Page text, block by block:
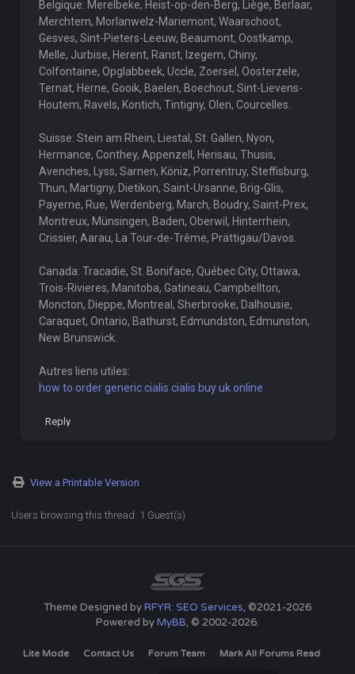
Belgique: Merelbeke, Heist-op-den-Berg, Liège, Berlaar,
Merchtem, Morlanwelz-Mariemont, Waarschoot,
Gesves, Sint-Pieters-Leeuw, Beaumont, Oostkamp,
Melle, Jurbise, Herent, Ranst, Izegem, Chiny,
Colfontaine, Opglabbeek, Uccle, Zoersel, Oosterzele,
Ternat, Herne, Gooik, Baelen, Boechout, Sint-Lievens-
Houtem, Ravels, Kontich, Tintigny, Olen, Courcelles.
Suisse: Stein am Rhein, Liestal, St. Gallen, Nyon,
Hermance, Conthey, Appenzell, Herisau, Thusis,
Avenches, Lyss, Sarnen, Köniz, Porrentruy, Steffisburg,
Thun, Martigny, Dietikon, Saint-Ursanne, Brig-Glis,
Payerne, Rue, Werdenberg, March, Boudry, Saint-Prex,
Montreux, Münsingen, Baden, Oberwil, Hinterrhein,
Crissier, Aarau, La Tour-de-Trême, Prättigau/Davos.
Canada: Tracadie, St. Boniface, Québec City, Ottawa,
Trois-Rivieres, Manitoba, Gatineau, Campbellton,
Moncton, Dieppe, Montreal, Sherbrooke, Dalhousie,
Caraquet, Ontario, Bathurst, Edmundston, Edmunston,
New Brunswick.
Autres liens utiles:
how to order generic cialis cialis buy uk online
Reply
View a Printable Version
Users browsing this thread: 1 Guest(s)
Theme Designed byRFYR: SEO Services, ©2021-2026
Powered byMyBB, © 2002-2026.
Lite Mode Contact Us Forum Team Mark All Forums Read